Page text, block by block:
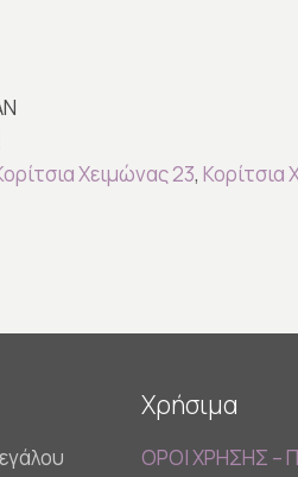
Χειμώνας 23, Κορίτσια
Χρήσιμα
ΟΡΟΙ ΧΡΗΣΗΣ –